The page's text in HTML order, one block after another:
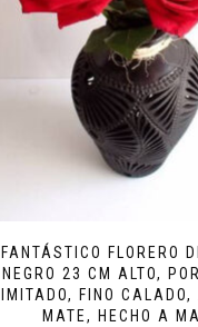
FANTÁSTICO FLORERO
NEGRO 23 CM ALTO,
LIMITADO, FINO
MATE, HECHO A